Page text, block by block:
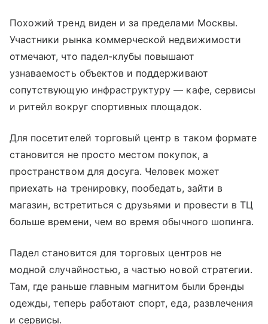
Похожий тренд виден и за пределами Москвы.
Участники рынка коммерческой недвижимости
отмечают, что падел-клубы повышают
узнаваемость объектов и поддерживают
сопутствующую инфраструктуру — кафе, сервисы
и ритейл вокруг спортивных площадок.
Для посетителей торговый центр в таком формате
становится не просто местом покупок, а
пространством для досуга. Человек может
приехать на тренировку, пообедать, зайти в
магазин, встретиться с друзьями и провести в ТЦ
больше времени, чем во время обычного шопинга.
Падел становится для торговых центров не
модной случайностью, а частью новой стратегии.
Там, где раньше главным магнитом были бренды
одежды, теперь работают спорт, еда, развлечения
и сервисы.